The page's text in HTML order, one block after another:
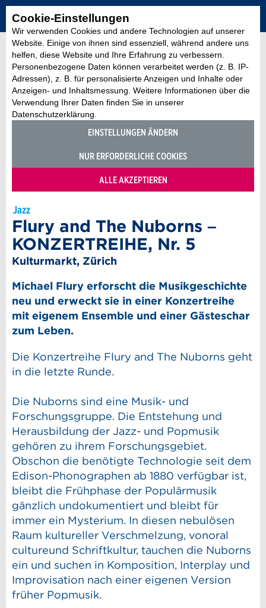
Cookie-Einstellungen
Wir verwenden Cookies und andere Technologien auf unserer
Website. Einige von ihnen sind essenziell, während andere uns
helfen, diese Website und Ihre Erfahrung zu verbessern.
Personenbezogene Daten können verarbeitet werden (z. B. IP-
Adressen), z. B. für personalisierte Anzeigen und Inhalte oder
Anzeigen- und Inhaltsmessung. Weitere Informationen über die
Verwendung Ihrer Daten finden Sie in unserer
Datenschutzerklärung.
EINSTELLUNGEN ÄNDERN
NUR ERFORDERLICHE COOKIES
ALLE AKZEPTIEREN
Jazz
Flury and The Nuborns –
KONZERTREIHE, Nr. 5
Kulturmarkt, Zürich
Michael Flury erforscht die Musikgeschichte
neu und erweckt sie in einer Konzertreihe
mit eigenem Ensemble und einer Gästeschar
zum Leben.
Die Konzertreihe Flury and The Nuborns geht
in die letzte Runde.
Die Nuborns sind eine Musik- und
Forschungsgruppe. Die Entstehung und
Herausbildung der Jazz- und Popmusik
gehören zu ihrem Forschungsgebiet.
Obschon die benötigte Technologie seit dem
Edison-Phonographen ab 1880 verfügbar ist,
bleibt die Frühphase der Populärmusik
gänzlich undokumentiert und bleibt für
immer ein Mysterium. In diesen nebulösen
Raum kultureller Verschmelzung, vonoral
cultureund Schriftkultur, tauchen die Nuborns
ein und suchen in Komposition, Interplay und
Improvisation nach einer eigenen Version
früher Popmusik.